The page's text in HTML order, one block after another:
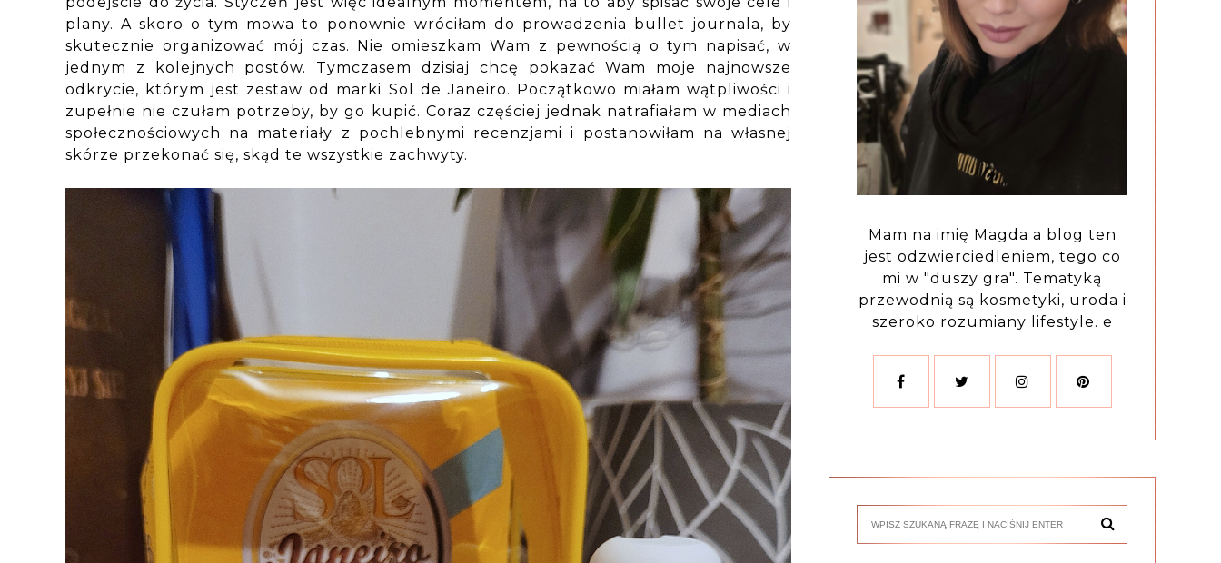
plany. A skoro o tym mowa to ponownie wróciłam do prowadzenia bullet journala, by
skutecznie organizować mój czas. Nie omieszkam Wam z pewnością o tym napisać, w
jednym z kolejnych postów. Tymczasem dzisiaj chcę pokazać Wam moje najnowsze
odkrycie, którym jest zestaw od marki Sol de Janeiro. Początkowo miałam wątpliwości i
zupełnie nie czułam potrzeby, by go kupić. Coraz częściej jednak natrafiałam w mediach
społecznościowych na materiały z pochlebnymi recenzjami i postanowiłam na własnej
skórze przekonać się, skąd te wszystkie zachwyty.
Mam na imię Magda a blog ten
jest odzwierciedleniem, tego co
mi w "duszy gra". Tematyką
przewodnią są kosmetyki, uroda i
szeroko rozumiany lifestyle. e